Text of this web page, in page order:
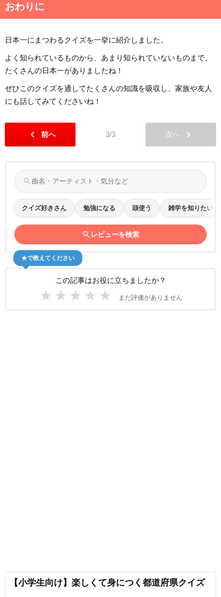
おわりに
日本一にまつわるクイズを一挙に紹介しました。
よく知られているものから、あまり知られていないものまで、
たくさんの日本一がありましたね！
ぜひこのクイズを通してたくさんの知識を吸収し、家族や友人
にも話してみてくださいね！
chevron_left 前へ 3/3 次へ chevron_right
search
クイズ好きさん 勉強になる 頭使う 雑学を知りたい
search レビューを検索
この記事はお役に立ちましたか？
★ ★ ★ ★ ★ まだ評価がありません
★で教えてください
【小学生向け】楽しくて身につく都道府県クイズ